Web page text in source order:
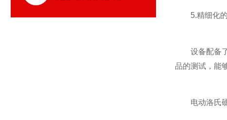
5.精细化的
设备配备了
品的测试，能
电动洛氏硬